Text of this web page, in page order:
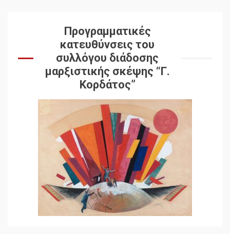
Προγραμματικές
κατευθύνσεις του
συλλόγου διάδοσης
μαρξιστικής σκέψης “Γ.
Κορδάτος”